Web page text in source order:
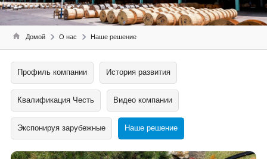
Домой О нас Наше решение
Профиль компании История развития
Квалификация Честь Видео компании
Экспонируя зарубежные Наше решение